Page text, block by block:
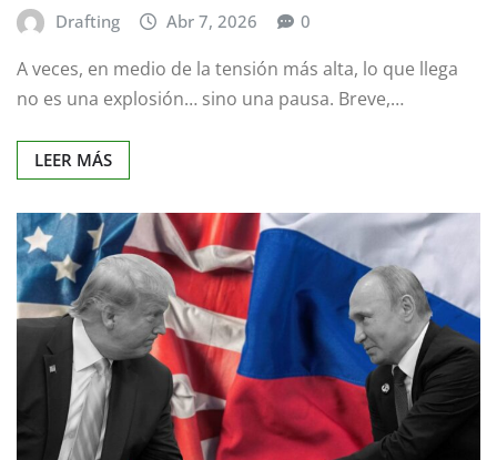
Drafting Abr 7, 2026 0
A veces, en medio de la tensión más alta, lo que llega
no es una explosión… sino una pausa. Breve,…
LEER MÁS